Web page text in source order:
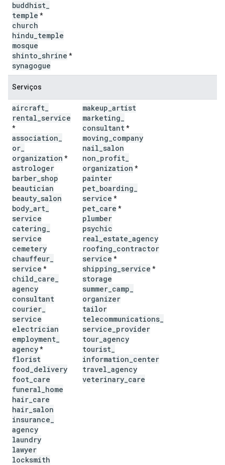
buddhist
temple *
church
hindu temple
mosque
shinto shrine *
synagogue
Serviços
aircraft
rental service
*
association
or
organization *
astrologer
barber shop
beautician
beauty salon
body art
service
catering
service
cemetery
chauffeur
service *
child care
agency
consultant
courier
service
electrician
employment
agency*
florist
food delivery
foot care
funeral home
hair care
hair salon
insurance
agency
laundry
lawyer
locksmith
makeup artist
marketing
consultant*
moving company
nail salon
non profit
organization *
painter
pet boarding
service *
pet care *
plumber
psychic
real estate agency
roofing contractor
service *
shipping service *
storage
summer camp
organizer
tailor
telecommunications
service provider
tour agency
tourist
information center
travel agency
veterinary care